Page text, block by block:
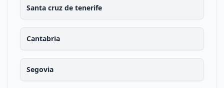
Santa cruz de tenerife
Cantabria
Segovia